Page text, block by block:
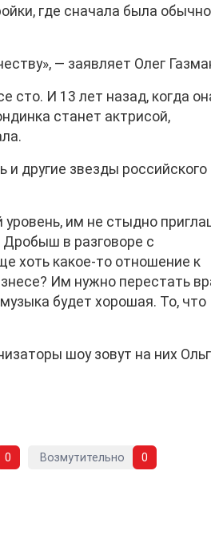
где сначала была
— заявляет Олег
сто. И 13 лет назад, когда
станет актрисой,
и другие звезды
уровень, им не стыдно
Дробыш в разговоре с
хоть какое-то отношение к
Им нужно перестать
будет хорошая. То, что
шоу зовут на них
0 Возмутительно 0